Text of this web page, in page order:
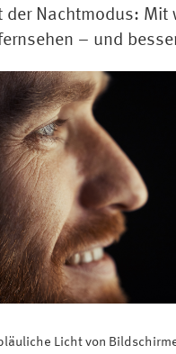
der Nachtmodus: Mit
– und
Licht von